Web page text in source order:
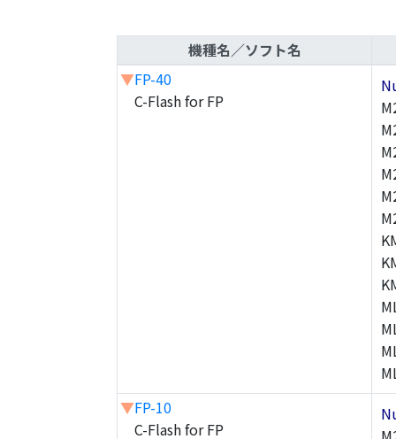
機種名／ソフト名
▼FP-40
C-Flash for FP
▼FP-10
C-Flash for FP